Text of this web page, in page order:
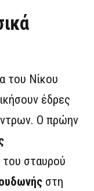
του Νίκου
έδρες
Ο πρώην
σταυρού
στη